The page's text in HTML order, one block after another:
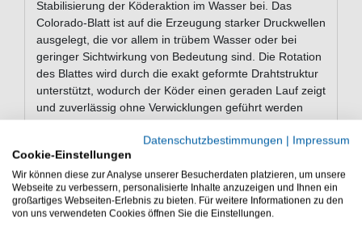
Stabilisierung der Köderaktion im Wasser bei. Das
Colorado-Blatt ist auf die Erzeugung starker Druckwellen
ausgelegt, die vor allem in trübem Wasser oder bei
geringer Sichtwirkung von Bedeutung sind. Die Rotation
des Blattes wird durch die exakt geformte Drahtstruktur
unterstützt, wodurch der Köder einen geraden Lauf zeigt
und zuverlässig ohne Verwicklungen geführt werden
Ösensystem, das sowohl die direkte Anbindung der
Hauptschnur an die offene Öse erlaubt als auch die
Verwendung von Snaps oder Vorfächern aus Titan oder
Stahl erleichtert. Diese Flexibilität ermöglicht eine
schnelle Anpassung an unterschiedliche
Datenschutzbestimmungen | Impressum
Cookie-Einstellungen
Wir können diese zur Analyse unserer Besucherdaten platzieren, um unsere
Webseite zu verbessern, personalisierte Inhalte anzuzeigen und Ihnen ein
großartiges Webseiten-Erlebnis zu bieten. Für weitere Informationen zu den
von uns verwendeten Cookies öffnen Sie die Einstellungen.